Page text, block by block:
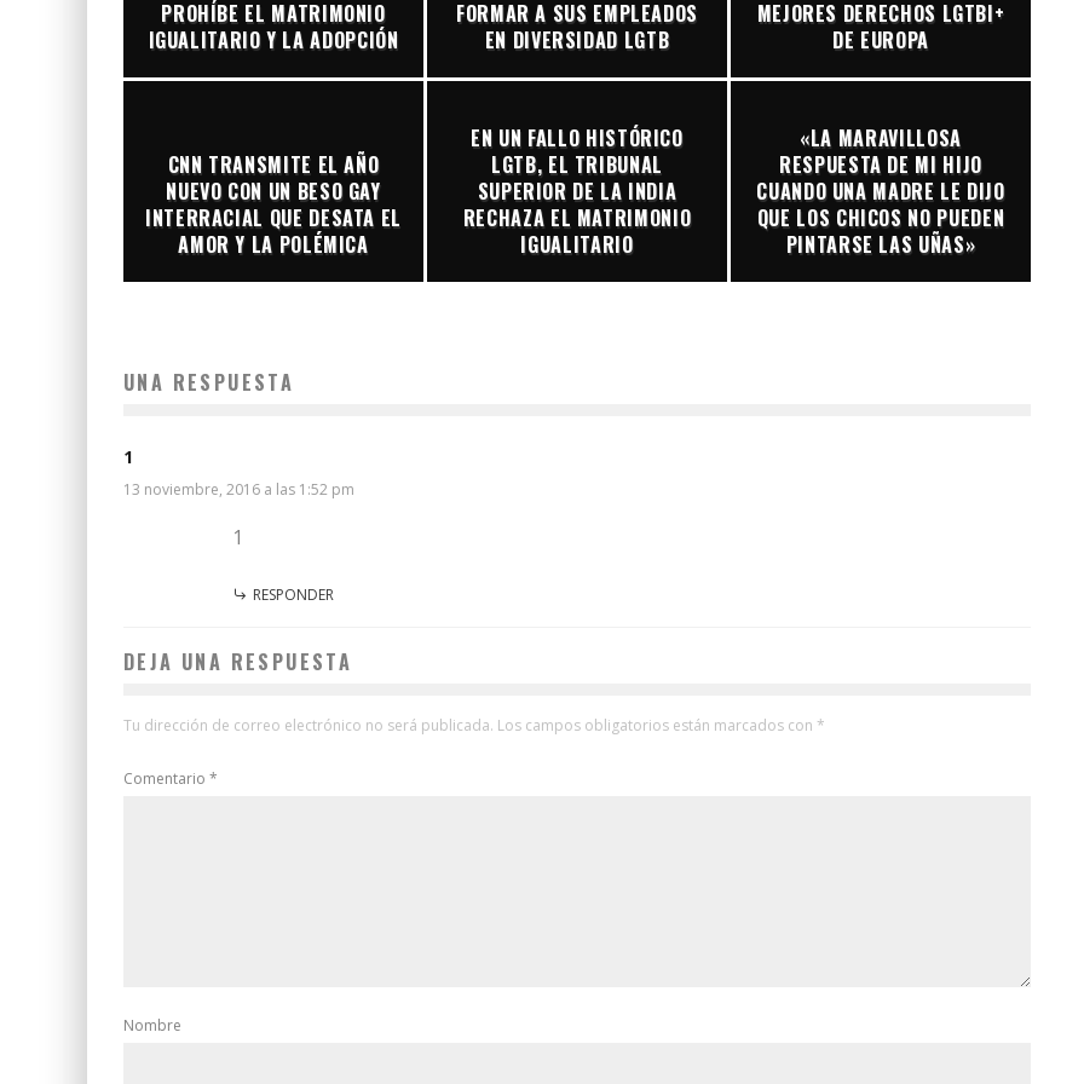
PROHÍBE EL MATRIMONIO
IGUALITARIO Y LA ADOPCIÓN
FORMAR A SUS EMPLEADOS
EN DIVERSIDAD LGTB
MEJORES DERECHOS LGTBI+
DE EUROPA
CNN TRANSMITE EL AÑO
NUEVO CON UN BESO GAY
INTERRACIAL QUE DESATA EL
AMOR Y LA POLÉMICA
EN UN FALLO HISTÓRICO
LGTB, EL TRIBUNAL
SUPERIOR DE LA INDIA
RECHAZA EL MATRIMONIO
IGUALITARIO
«LA MARAVILLOSA
RESPUESTA DE MI HIJO
CUANDO UNA MADRE LE DIJO
QUE LOS CHICOS NO PUEDEN
PINTARSE LAS UÑAS»
UNA RESPUESTA
1
13 noviembre, 2016 a las 1:52 pm
1
RESPONDER
DEJA UNA RESPUESTA
Tu dirección de correo electrónico no será publicada. Los campos obligatorios están marcados con *
Comentario *
Nombre